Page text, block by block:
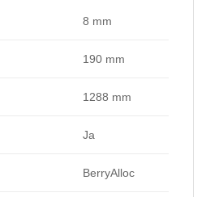
8 mm
190 mm
1288 mm
Ja
BerryAlloc